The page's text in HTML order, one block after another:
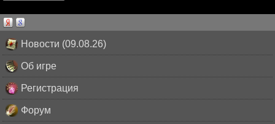
Новости (09.08.26)
Об игре
Регистрация
Форум